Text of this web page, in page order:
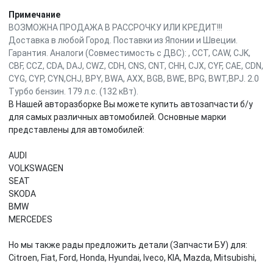
Примечание
ВОЗМОЖНА ПРОДАЖА В РАССРОЧКУ ИЛИ КРЕДИТ!!!
Доставка в любой Город. Поставки из Японии и Швеции.
Гарантия. Аналоги (Совместимость с ДВС): , CCT, CAW, CJK,
CBF, CCZ, CDA, DAJ, CWZ, CDH, CNS, CNT, CHH, CJX, CYF, CAE, CDN,
CYG, CYP, CYN,CHJ, BPY, BWA, AXX, BGB, BWE, BPG, BWT,BPJ. 2.0
Турбо бензин. 179 л.с. (132 кВт).
В Нашей авторазборке Вы можете купить автозапчасти б/у
для самых различных автомобилей. Основные марки
представлены для автомобилей:
AUDI
VOLKSWAGEN
SEAT
SKODA
BMW
MERCEDES
Но мы также рады предложить детали (Запчасти БУ) для:
Citroen, Fiat, Ford, Honda, Hyundai, Iveco, KIA, Mazda, Mitsubishi,